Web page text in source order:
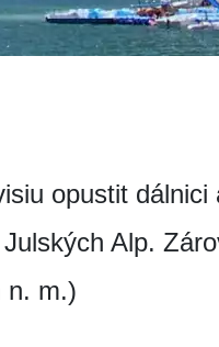
opustit
Alp.
n. m.)